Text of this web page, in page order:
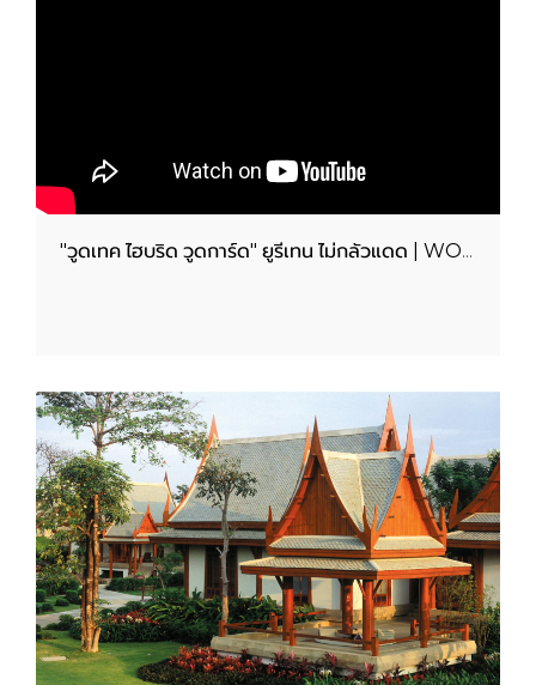
"วูดเทค ไฮบริด วูดการ์ด" ยูรีเทน ไม่กลัวแดด | WOODTECT